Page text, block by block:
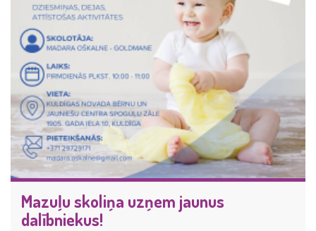
Mazuļu skoliņa uzņem jaunus
dalībniekus!